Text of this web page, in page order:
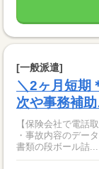
[一般派遣]
＼2ヶ月短期
次や事務補助
【保険会社で電話
・事故内容のデー
書類の段ボール詰...